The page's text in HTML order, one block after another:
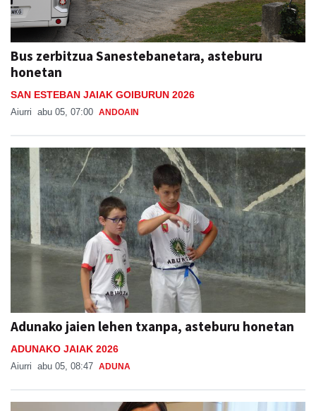
Bus zerbitzua Sanestebanetara, asteburu
honetan
SAN ESTEBAN JAIAK GOIBURUN 2026
Aiurri abu 05, 07:00 ANDOAIN
Adunako jaien lehen txanpa, asteburu honetan
ADUNAKO JAIAK 2026
Aiurri abu 05, 08:47 ADUNA